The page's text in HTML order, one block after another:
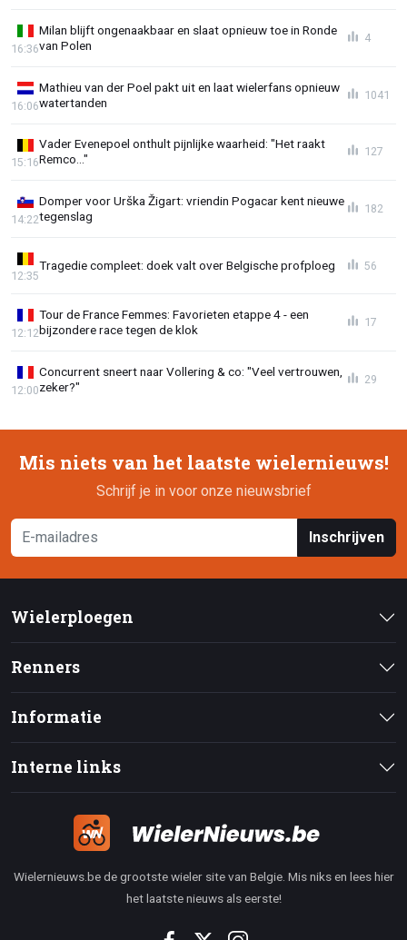
Milan blijft ongenaakbaar en slaat opnieuw toe in Ronde
van Polen
16:36
4
Mathieu van der Poel pakt uit en laat wielerfans opnieuw
watertanden
16:06
1041
Vader Evenepoel onthult pijnlijke waarheid: "Het raakt
Remco..."
15:16
127
Domper voor Urška Žigart: vriendin Pogacar kent nieuwe
tegenslag
14:22
182
Tragedie compleet: doek valt over Belgische profploeg
12:35
56
Tour de France Femmes: Favorieten etappe 4 - een
bijzondere race tegen de klok
12:12
17
Concurrent sneert naar Vollering & co: "Veel vertrouwen,
zeker?"
12:00
29
Mis niets van het laatste wielernieuws!
Schrijf je in voor onze nieuwsbrief
Inschrijven
Wielerploegen
Renners
Informatie
Interne links
Wielernieuws.be de grootste wieler site van Belgie. Mis niks en lees hier
het laatste nieuws als eerste!